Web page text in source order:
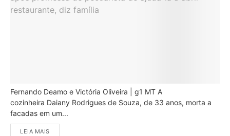
Fernando Deamo e Victória Oliveira | g1 MT A
cozinheira Daiany Rodrigues de Souza, de 33 anos, morta a
facadas em um...
LEIA MAIS